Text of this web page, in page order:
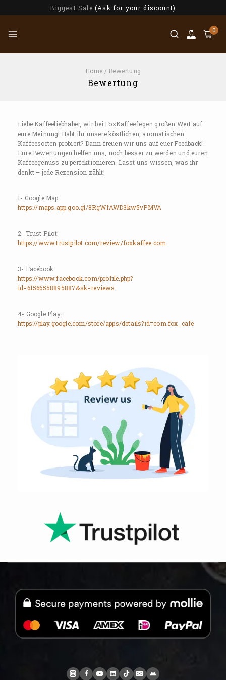
Biggest Sale (Ask for your discount)
0
Home / Bewertung
Bewertung
Liebe Kaffeeliebhaber, wir bei FoxKaffee legen großen Wert auf
eure Meinung! Habt ihr unsere köstlichen, aromatischen
Kaffeesorten probiert? Dann freuen wir uns auf euer Feedback!
Eure Bewertungen helfen uns, noch besser zu werden und euren
Kaffeegenuss zu perfektionieren. Lasst uns wissen, was ihr
denkt – jede Rezension zählt!
1- Google Map:
https://maps.app.goo.gl/8RgWfAWD3kw5vPMVA
2- Trust Pilot:
https://www.trustpilot.com/review/foxkaffee.com
3- Facebook:
https://www.facebook.com/profile.php?
id=61566558895887&sk=reviews
4- Google Play:
https://play.google.com/store/apps/details?id=com.fox_cafe